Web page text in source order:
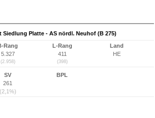
Siedlung Platte - AS nördl. Neuhof (B 275)
Rang
5.327
(2.958)
L-Rang
411
(398)
Land
HE
SV
261
(2,1%)
BPL